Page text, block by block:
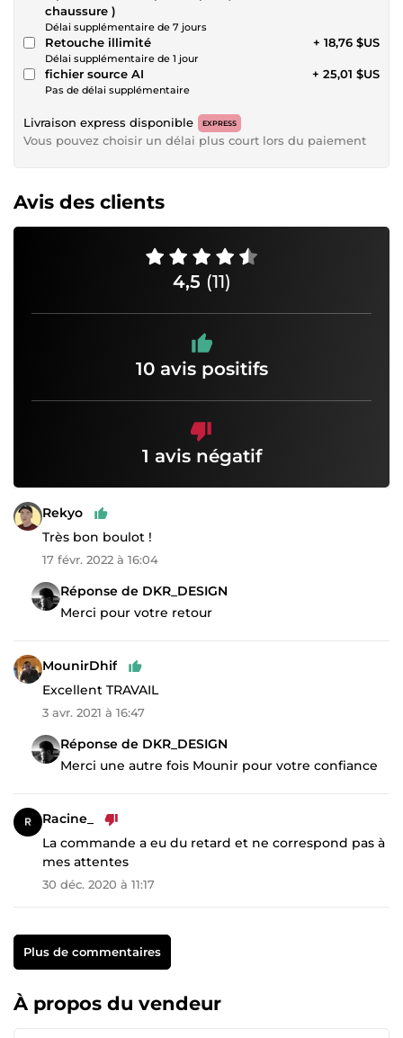
chaussure )
Délai supplémentaire de 7 jours
Retouche illimité
Délai supplémentaire de 1 jour
+ 18,76 $US
fichier source AI
Pas de délai supplémentaire
+ 25,01 $US
Livraison express disponible EXPRESS
Vous pouvez choisir un délai plus court lors du paiement
Avis des clients
4,5 (11)
10 avis positifs
1 avis négatif
Rekyo
Très bon boulot !
17 févr. 2022 à 16:04
Réponse de DKR_DESIGN
Merci pour votre retour
MounirDhif
Excellent TRAVAIL
3 avr. 2021 à 16:47
Réponse de DKR_DESIGN
Merci une autre fois Mounir pour votre confiance
Racine_
La commande a eu du retard et ne correspond pas à
mes attentes
30 déc. 2020 à 11:17
Plus de commentaires
À propos du vendeur